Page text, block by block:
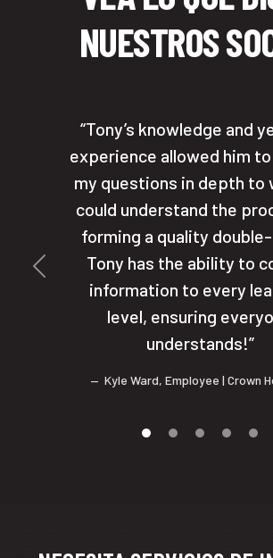
NUESTROS
Tony’s knowledge and
experience allowed him
my questions in depth to
could understand the
forming a quality
Tony has the ability to
information to every
level, ensuring
understands!
Kyle Ward, Employee | Crown
Previa